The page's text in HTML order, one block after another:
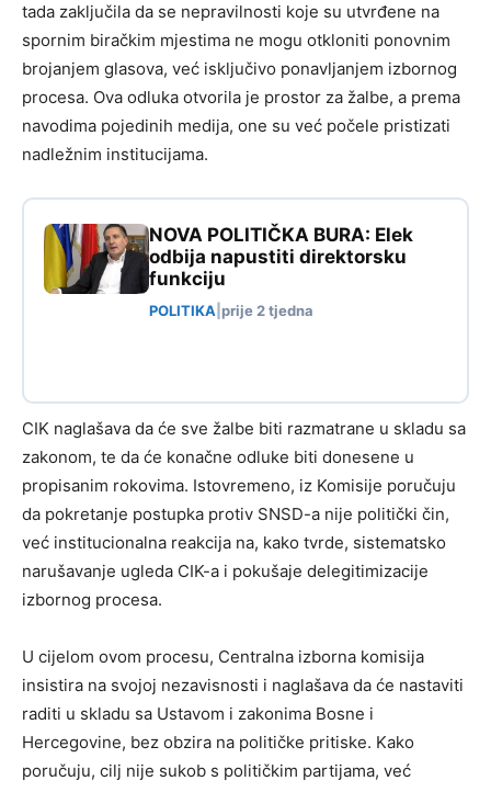
tada zaključila da se nepravilnosti koje su utvrđene na
spornim biračkim mjestima ne mogu otkloniti ponovnim
brojanjem glasova, već isključivo ponavljanjem izbornog
procesa. Ova odluka otvorila je prostor za žalbe, a prema
navodima pojedinih medija, one su već počele pristizati
nadležnim institucijama.
NOVA POLITIČKA BURA: Elek
odbija napustiti direktorsku
funkciju
POLITIKA prije 2 tjedna
CIK naglašava da će sve žalbe biti razmatrane u skladu sa
zakonom, te da će konačne odluke biti donesene u
propisanim rokovima. Istovremeno, iz Komisije poručuju
da pokretanje postupka protiv SNSD-a nije politički čin,
već institucionalna reakcija na, kako tvrde, sistematsko
narušavanje ugleda CIK-a i pokušaje delegitimizacije
izbornog procesa.
U cijelom ovom procesu, Centralna izborna komisija
insistira na svojoj nezavisnosti i naglašava da će nastaviti
raditi u skladu sa Ustavom i zakonima Bosne i
Hercegovine, bez obzira na političke pritiske. Kako
poručuju, cilj nije sukob s političkim partijama, već